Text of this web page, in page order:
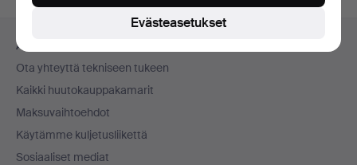
Alatunnistenavigaatio
Apua ja yhteystiedot
Ota yhteyttä tekniseen tukeen
Kaikki huutokauppakamarit
Maksuvaihtoehdot
Käytämme kuljetusliikettä
Sosiaaliset mediat
Evästeasetukset